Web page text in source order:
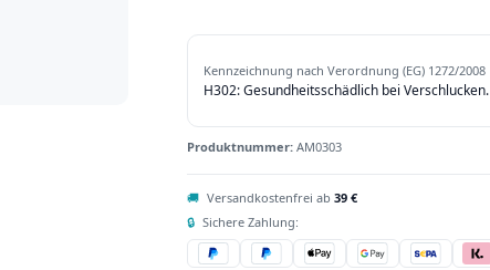
Kennzeichnung nach Verordnung (EG) 1272/2008
H302: Gesundheitsschädlich bei Verschlucken.
Produktnummer: AM0303
🚚 Versandkostenfrei ab 39 €
🔒 Sichere Zahlung: